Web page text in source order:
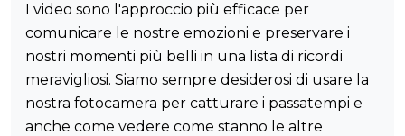
I video sono l'approccio più efficace per
comunicare le nostre emozioni e preservare i
nostri momenti più belli in una lista di ricordi
meravigliosi. Siamo sempre desiderosi di usare la
nostra fotocamera per catturare i passatempi e
anche come vedere come stanno le altre